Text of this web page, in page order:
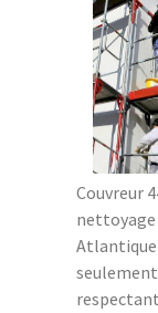
Couvreur
nettoyage
Atlantique